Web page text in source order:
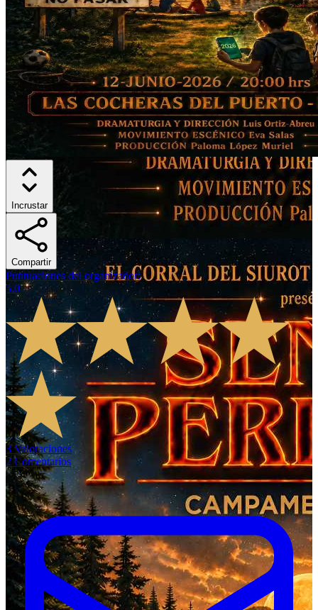
Incrustar
Compartir
Puntuaciones del organizador:
5.0
3 Valoraciones
2 Comentarios